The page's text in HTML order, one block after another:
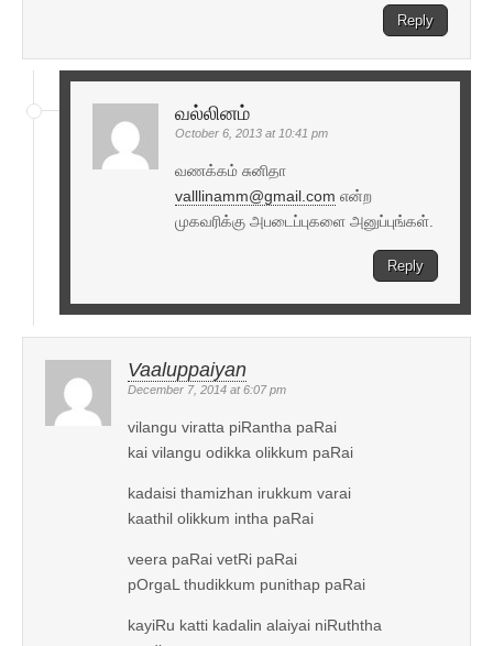
Reply
வல்லினம்
October 6, 2013 at 10:41 pm
வணக்கம் சுனிதா
valllinamm@gmail.com என்ற
முகவரிக்கு அபடைப்புகளை அனுப்புங்கள்.
Reply
Vaaluppaiyan
December 7, 2014 at 6:07 pm
vilangu viratta piRantha paRai
kai vilangu odikka olikkum paRai
kadaisi thamizhan irukkum varai
kaathil olikkum intha paRai
veera paRai vetRi paRai
pOrgaL thudikkum punithap paRai
kayiRu katti kadalin alaiyai niRuththa